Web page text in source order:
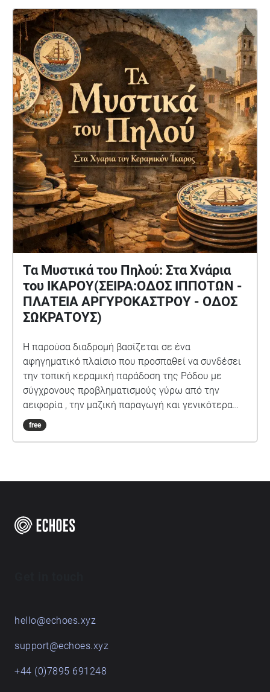
Τα Μυστικά του Πηλού: Στα Χνάρια
του ΙΚΑΡΟΥ(ΣΕΙΡΑ:ΟΔΟΣ ΙΠΠΟΤΩΝ -
ΠΛΑΤΕΙΑ ΑΡΓΥΡΟΚΑΣΤΡΟΥ - ΟΔΟΣ
ΣΩΚΡΑΤΟΥΣ)
Η παρούσα διαδρομή βασίζεται σε ένα
αφηγηματικό πλαίσιο που προσπαθεί να συνδέσει
την τοπική κεραμική παράδοση της Ρόδου με
σύγχρονους προβληματισμούς γύρω από την
αειφορία , την μαζική παραγωγή και γενικότερα
την βιωσιμότητα. Μέσα από την φωνή της Ζωής,
της αφηγήτριας , η οποία στο παρελθόν υπήρξε
free
hello@echoes.xyz
support@echoes.xyz
+44 (0)7895 691248